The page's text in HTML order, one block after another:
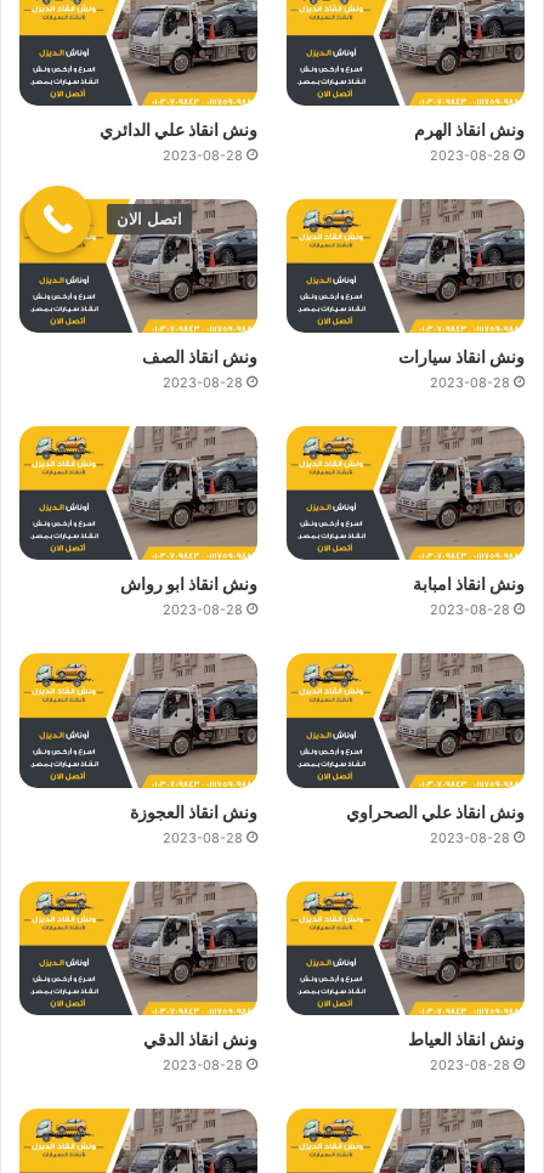
ونش انقاذ الهرم
2023-08-28
ونش انقاذ علي الدائري
2023-08-28
ونش انقاذ سيارات
2023-08-28
ونش انقاذ الصف
2023-08-28
ونش انقاذ امبابة
2023-08-28
ونش انقاذ ابو رواش
2023-08-28
ونش انقاذ علي الصحراوي
2023-08-28
ونش انقاذ العجوزة
2023-08-28
ونش انقاذ العياط
2023-08-28
ونش انقاذ الدقي
2023-08-28
اتصل الان